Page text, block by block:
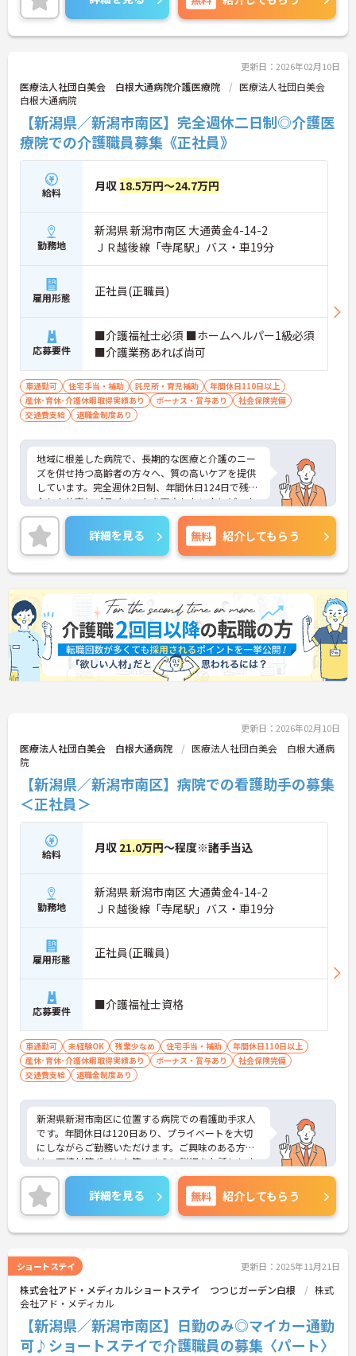
ますのでお気軽にご相談ください！
更新日：2026年02月10日
医療法人社団白美会 白根大通病院介護医療院
医療法人社団白美会
白根大通病院
【新潟県／新潟市南区】完全週休二日制◎介護医
療院での介護職員募集《正社員》
給料 月収 18.5万円～24.7万円
勤務地
新潟県 新潟市南区 大通黄金4-14-2
ＪＲ越後線「寺尾駅」バス・車19分
雇用形態 正社員(正職員)
応募要件
■介護福祉士必須 ■ホームヘルパー1級必須
■介護業務あれば尚可
車通勤可 住宅手当・補助 託児所・育児補助
年間休日110日以上
産休･育休･介護休暇取得実績あり
ボーナス・賞与あり
社会保険完備
交通費支給
退職金制度あり
地域に根差した病院で、長期的な医療と介護のニー
ズを併せ持つ高齢者の方々へ、質の高いケアを提供
しています。完全週休2日制、年間休日124日で残業
なし！仕事とプライベートを両立したい方にピッタ
リです。賞与年2回、各種手当、退職金制度など福利
厚生も充実！長く安定して働ける環境です。経験者
の方は優遇いたしますので、ぜひご応募ください。
詳細を見る 無料 紹介してもらう
更新日：2026年02月10日
医療法人社団白美会 白根大通病院
医療法人社団白美会 白根大通病
院
【新潟県／新潟市南区】病院での看護助手の募集
＜正社員＞
給料 月収 21.0万円～程度※諸手当込
勤務地
新潟県 新潟市南区 大通黄金4-14-2
ＪＲ越後線「寺尾駅」バス・車19分
雇用形態 正社員(正職員)
応募要件 ■介護福祉士資格
車通勤可 未経験OK 残業少なめ 住宅手当・補助
年間休日110日以上
産休･育休･介護休暇取得実績あり
ボーナス・賞与あり
社会保険完備
交通費支給
退職金制度あり
新潟県新潟市南区に位置する病院での看護助手求人
です。年間休日は120日あり、プライベートを大切
にしながらご勤務いただけます。ご興味のある方に
は、面接対策ポイント等、さらに詳細をお話ししま
すのでお気軽にご相談ください！
詳細を見る 無料 紹介してもらう
ショートステイ 更新日：2025年11月21日
株式会社アド・メディカルショートステイ つつじガーデン白根
株式
会社アド・メディカル
【新潟県／新潟市南区】日勤のみ◎マイカー通勤
可♪ショートステイで介護職員の募集〈パート〉